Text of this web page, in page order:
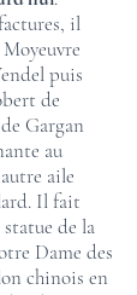
il
puis
de
Gargan
au
aile
Il fait
de la
Dame des
chinois en